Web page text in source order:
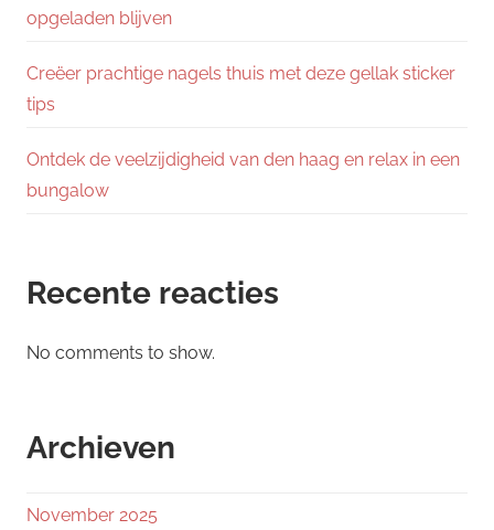
opgeladen blijven
Creëer prachtige nagels thuis met deze gellak sticker
tips
Ontdek de veelzijdigheid van den haag en relax in een
bungalow
Recente reacties
No comments to show.
Archieven
November 2025